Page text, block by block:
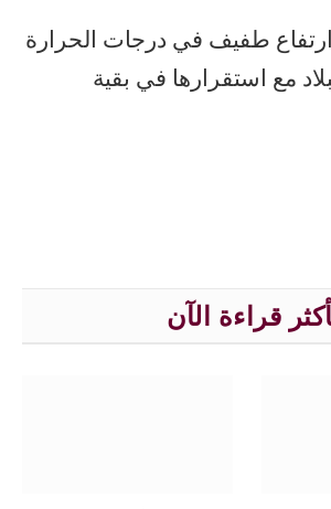
طفيف في درجات الحرارة
مع استقرارها في بقية
قراءة الآن